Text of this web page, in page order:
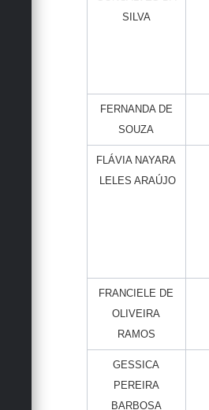
SILVA
FERNANDA DE
SOUZA
FLÁVIA NAYARA
LELES ARAÚJO
FRANCIELE DE
OLIVEIRA
RAMOS
GESSICA
PEREIRA
BARBOSA